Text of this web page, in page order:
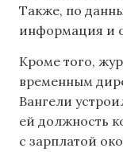
Также, по
информация и
Кроме того,
временным
Вангели
ей должность
с зарплатой